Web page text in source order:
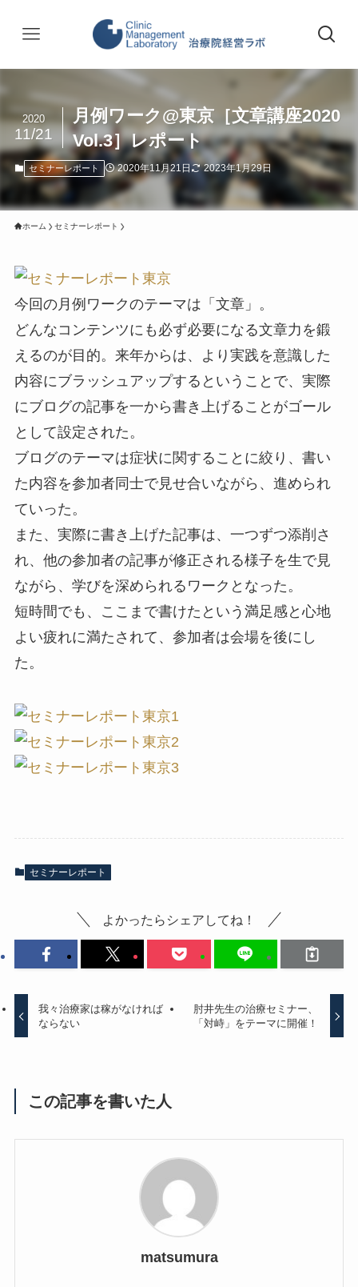
月例ワーク@東京［文章講座2020
Vol.3］レポート
2020
11/21
セミナーレポート 2020年11月21日 2023年1月29日
ホーム セミナーレポート
今回の月例ワークのテーマは「文章」。
どんなコンテンツにも必ず必要になる文章力を鍛
えるのが目的。来年からは、より実践を意識した
内容にブラッシュアップするということで、実際
にブログの記事を一から書き上げることがゴール
として設定された。
ブログのテーマは症状に関することに絞り、書い
た内容を参加者同士で見せ合いながら、進められ
ていった。
また、実際に書き上げた記事は、一つずつ添削さ
れ、他の参加者の記事が修正される様子を生で見
ながら、学びを深められるワークとなった。
短時間でも、ここまで書けたという満足感と心地
よい疲れに満たされて、参加者は会場を後にし
た。
セミナーレポート
よかったらシェアしてね！
我々治療家は稼がなければ
ならない
肘井先生の治療セミナー、
「対峙」をテーマに開催！
この記事を書いた人
matsumura